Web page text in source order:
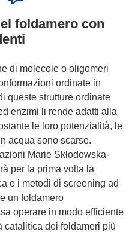
foldamero con
di molecole o oligomeri
ordinate in
queste strutture ordinate
enzimi li rende adatti alla
le loro potenzialità, le
acqua sono scarse.
Marie Skłodowska-
per la prima volta la
e i metodi di screening ad
un foldamero
operare in modo efficiente
catalitica dei foldameri più